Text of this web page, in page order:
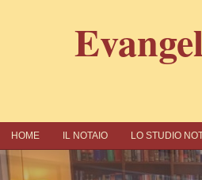
ΗΟΜΕ IL NOTAIO LO STUDIO